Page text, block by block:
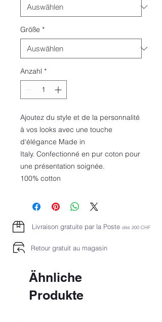
Größe *
Anzahl *
Ajoutez du style et de la personnalité
à vos looks avec une touche
d'élégance Made in
Italy. Confectionné en pur coton pour
une présentation soignée.
100% cotton
Livraison gratuite par la Poste dès 200 CHF
Retour gratuit au magasin
Ähnliche
Produkte